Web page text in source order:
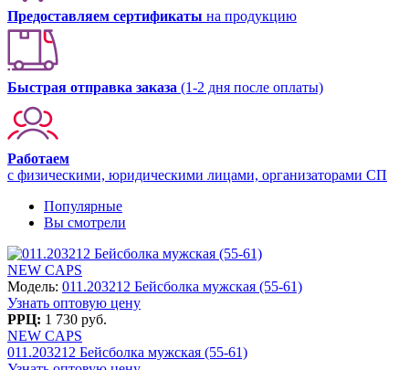
Предоставляем сертификаты на продукцию
Быстрая отправка заказа (1-2 дня после оплаты)
Работаем
с физическими, юридическими лицами, организаторами СП
Популярные
Вы смотрели
NEW CAPS
Модель: 011.203212 Бейсболка мужская (55-61)
Узнать оптовую цену
РРЦ: 1 730 руб.
NEW CAPS
011.203212 Бейсболка мужская (55-61)